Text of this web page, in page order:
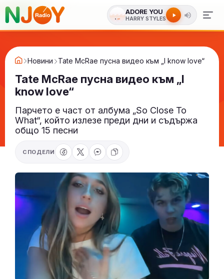
ADORE YOU
HARRY STYLES
Новини Tate McRae пусна видео към „I know love“
Tate McRae пусна видео към „I
know love“
Парчето е част от албума „So Close To
What“, който излезе преди дни и съдържа
общо 15 песни
СПОДЕЛИ